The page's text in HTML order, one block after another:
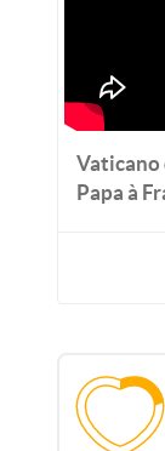
Vaticano
Papa à